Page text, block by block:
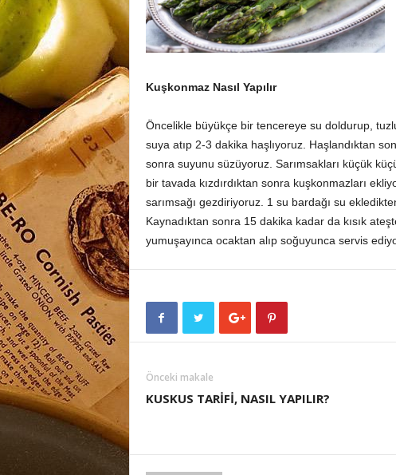
Kuşkonmaz Nasıl Yapılır
Öncelikle büyükçe bir tencereye su doldurup,
suya atıp 2-3 dakika haşlıyoruz. Haşlandıktan
sonra suyunu süzüyoruz. Sarımsakları küçük
bir tavada kızdırdıktan sonra kuşkonmazları
sarımsağı gezdiriyoruz. 1 su bardağı su
Kaynadıktan sonra 15 dakika kadar da kısık
yumuşayınca ocaktan alıp soğuyunca servis
Önceki makale
KUSKUS TARİFİ, NASIL YAPILIR?